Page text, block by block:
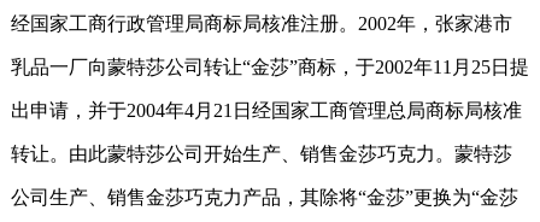
经国家工商行政管理局商标局核准注册。 2002年，张家港市
乳品一厂向蒙特莎公司转让“金莎”商标，于2002年11 月 25日提
出申请，并于2004年4月 21 日经国家工商管理总局商标局核准
转让。由此蒙特莎公司开始生产、销售金莎巧克力。蒙特莎
公司生产、销售金莎巧克力产品，其除将“金莎”更换为“金莎